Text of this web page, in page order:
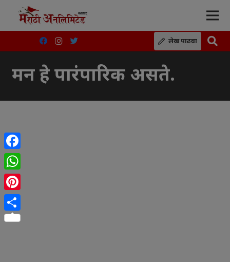
लेख पाठवा
मन हे पारंपारिक असते.
Facebook
WhatsApp
Pinterest
Share